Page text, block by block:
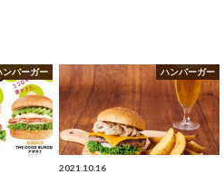
ンバーガー ハンバーガー
2021.10.16